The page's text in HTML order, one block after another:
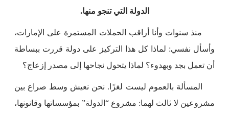
الدولة التي تنجو منها.
منذ سنوات وأنا أراقب الحملات المستمرة على الإمارات،
وأسأل نفسي: لماذا كل هذا التركيز على دولة قررت ببساطة
أن تعمل بجد وبهدوء؟ لماذا يتحول نجاحها إلى مصدر إزعاج؟
المسألة بالعموم ليست لغزًا. نحن نعيش وسط صراع بين
مشروعين لا ثالث لهما: مشروع “الدولة” بمؤسساتها وقانونها،